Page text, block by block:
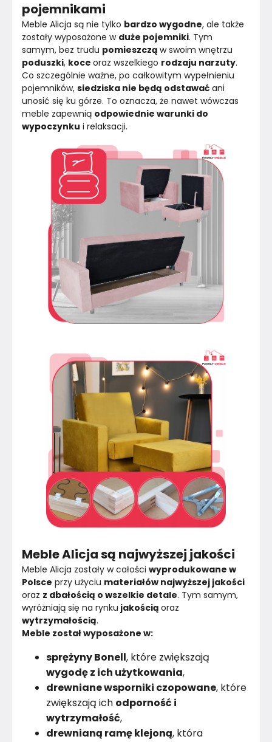
pojemnikami
Meble Alicja są nie tylko bardzo wygodne, ale także
zostały wyposażone w duże pojemniki. Tym
samym, bez trudu pomieszczą w swoim wnętrzu
poduszki, koce oraz wszelkiego rodzaju narzuty.
Co szczególnie ważne, po całkowitym wypełnieniu
pojemników, siedziska nie będą odstawać ani
unosić się ku górze. To oznacza, że nawet wówczas
meble zapewnią odpowiednie warunki do
wypoczynku i relaksacji.
Meble Alicja są najwyższej jakości
Meble Alicja zostały w całości wyprodukowane w
Polsce przy użyciu materiałów najwyższej jakości
oraz z dbałością o wszelkie detale. Tym samym,
wyróżniają się na rynku jakością oraz
wytrzymałością.
Meble został wyposażone w:
sprężyny Bonell, które zwiększają
wygodę z ich użytkowania,
drewniane wsporniki czopowane, które
zwiększają ich odporność i
wytrzymałość,
drewnianą ramę klejoną, która